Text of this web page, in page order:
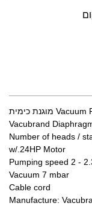
Vacubrand
Number of heads /
w/.24HP Motor
Pumping speed 2 -
Vacuum 7 mbar
Cable cord
Manufacture: